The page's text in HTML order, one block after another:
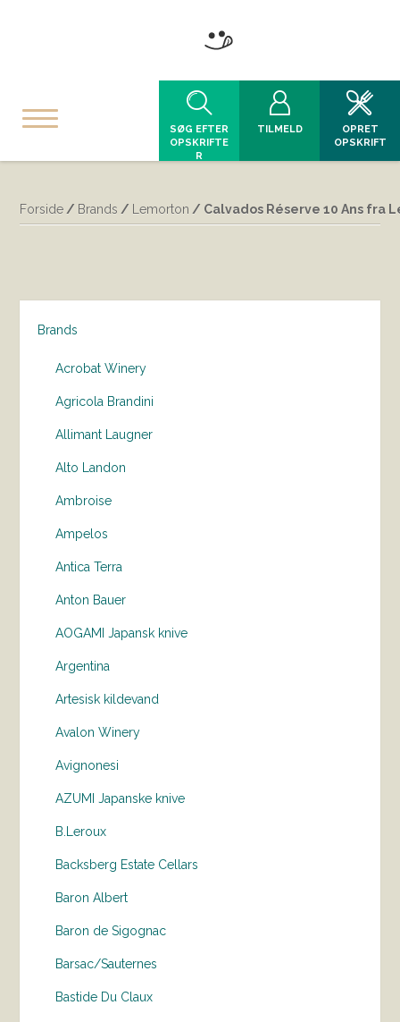
SØG EFTER
OPSKRIFTE
R
TILMELD
OPRET
OPSKRIFT
Forside / Brands / Lemorton / Calvados Réserve 10 Ans fra
Brands
Acrobat Winery
Agricola Brandini
Allimant Laugner
Alto Landon
Ambroise
Ampelos
Antica Terra
Anton Bauer
AOGAMI Japansk knive
Argentina
Artesisk kildevand
Avalon Winery
Avignonesi
AZUMI Japanske knive
B.Leroux
Backsberg Estate Cellars
Baron Albert
Baron de Sigognac
Barsac/Sauternes
Bastide Du Claux